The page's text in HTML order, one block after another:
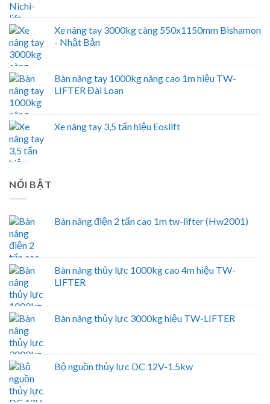
Xe nâng tay 3000kg càng 550x1150mm Bishamon
- Nhật Bản
Bàn nâng tay 1000kg nâng cao 1m hiệu TW-
LIFTER Đài Loan
Xe nâng tay 3,5 tấn hiệu Eoslift
NỔI BẬT
Bàn nâng điện 2 tấn cao 1m tw-lifter (Hw2001)
Bàn nâng thủy lực 1000kg cao 4m hiệu TW-
LIFTER
Bàn nâng thủy lực 3000kg hiệu TW-LIFTER
Bộ nguồn thủy lực DC 12V-1.5kw